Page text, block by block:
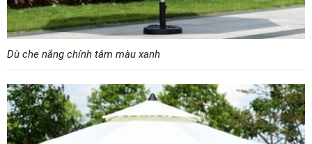
Dù che nắng chính tâm màu xanh